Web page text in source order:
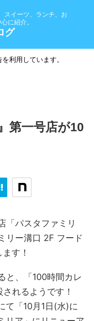
スイーツ、ランチ、お
に紹介。
グ
利用しています。
第一号店が10
「パスタファミリ
リー溝口 2F フード
す！
と、「100時間カレ
れるようです！
て「10月1日(水)に